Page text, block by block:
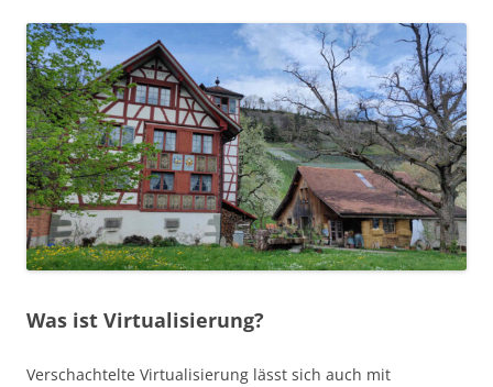
Was ist Virtualisierung?
Verschachtelte Virtualisierung lässt sich auch mit